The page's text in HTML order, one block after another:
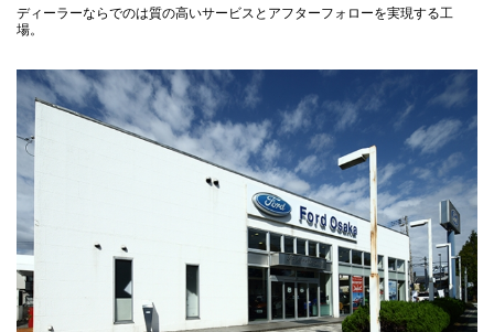
ディーラーならでのは質の高いサービスとアフターフォローを実現する工
場。